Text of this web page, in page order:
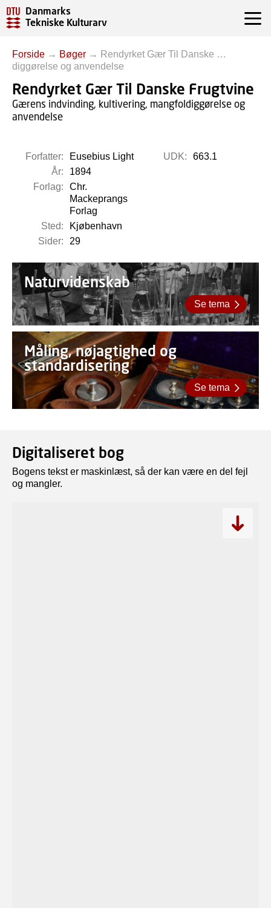
Danmarks
Tekniske Kulturarv
Forside → Bøger → Rendyrket Gær Til Danske …
diggørelse og anvendelse
Rendyrket Gær Til Danske Frugtvine
Gærens indvinding, kultivering, mangfoldiggørelse og
anvendelse
Forfatter:
Eusebius Light
År:
1894
Forlag:
Chr.
Mackeprangs
Forlag
Sted:
Kjøbenhavn
Sider:
29
UDK: 663.1
Naturvidenskab
Se tema
Måling, nøjagtighed og
standardisering
Se tema
Digitaliseret bog
Bogens tekst er maskinlæst, så der kan være en del fejl
og mangler.